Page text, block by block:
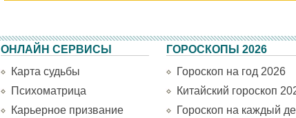
ОНЛАЙН СЕРВИСЫ
Карта судьбы
Психоматрица
Карьерное призвание
ГОРОСКОПЫ 2026
Гороскоп на год 2026
Китайский гороскоп
Гороскоп на каждый